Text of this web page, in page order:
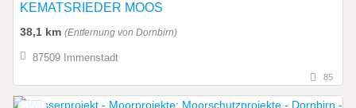
KEMATSRIEDER MOOS
38,1 km (Entfernung von Dornbirn)
87509 Immenstadt
85